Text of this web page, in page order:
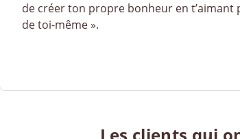
de créer ton propre bonheur en
de toi-même ».